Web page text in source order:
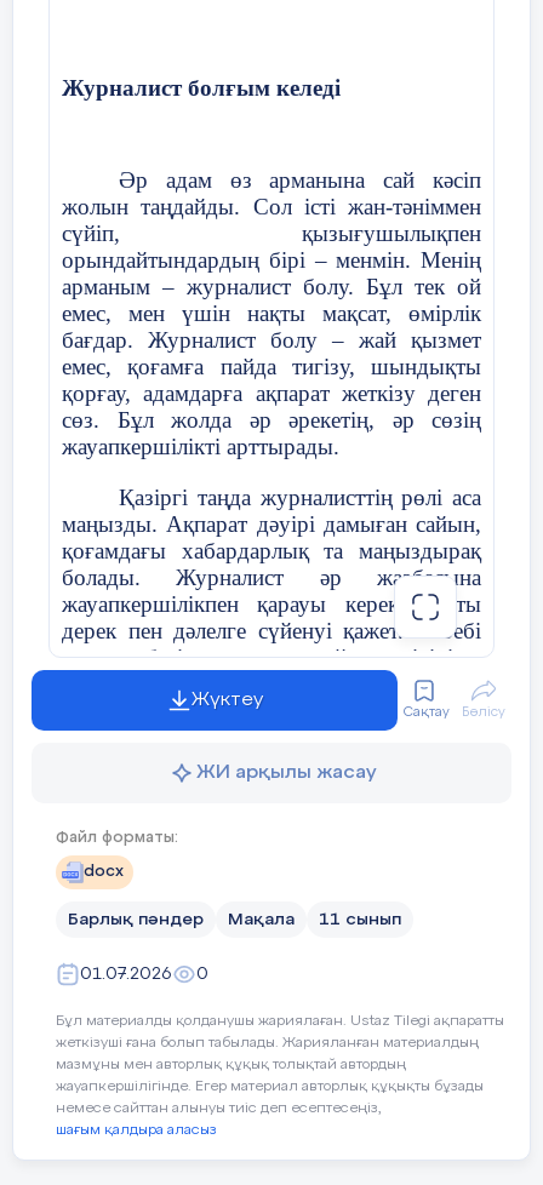
Журналист болғым келеді
Әр адам өз арманына сай кәсіп
жолын таңдайды. Сол істі жан-тәніммен
сүйіп, қызығушылықпен
орындайтындардың бірі – менмін. Менің
арманым – журналист болу. Бұл тек ой
емес, мен үшін нақты мақсат, өмірлік
бағдар. Журналист болу – жай қызмет
емес, қоғамға пайда тигізу, шындықты
қорғау, адамдарға ақпарат жеткізу деген
сөз. Бұл жолда әр әрекетің, әр сөзің
жауапкершілікті арттырады.
Қазіргі таңда журналисттің рөлі аса
маңызды. Ақпарат дәуірі дамыған сайын,
қоғамдағы хабардарлық та маңыздырақ
болады. Журналист әр жазбасына
жауапкершілікпен қарауы керек, нақты
дерек пен дәлелге сүйенуі қажет. Себебі
оның еңбегі адамдардың ойына, пікіріне,
шешіміне ықпал етеді. Бұл сала батылдық
пен табандылықты, еңбекқорлықты талап
етеді.Мен кедергілерден қорықпай,
оларды еңсеруге дайынмын.
тұлғалар туралы айтқым келеді. Олардың
бірі – Дина Төлепберген. Оның орны мен
үшін ерекше. Оның әр сөзі, кәсібилігі,
батылдығы мені шабыттандырады. Мен
адал, шындықты батыл жеткізе алатын
қызмет үнемі қозғалысты қажет етеді. Бір
орында ұзақ отырып қалмай, түрлі
адамдармен кездесіп, әртүрлі
оқиғалардың ортасында болу – мен үшін
ерекше тәжірибе. Әр күн жаңа әсер мен
білім сыйлайды. Осындай белсенді өмір
Жүктеу
Сақтау Бөлісу
ЖИ арқылы жасау
Файл форматы:
docx
Барлық пәндер Мақала 11 сынып
01.07.2026 0
Бұл материалды қолданушы жариялаған. Ustaz Tilegi ақпаратты
жеткізуші ғана болып табылады. Жарияланған материалдың
мазмұны мен авторлық құқық толықтай автордың
жауапкершілігінде. Егер материал авторлық құқықты бұзады
немесе сайттан алынуы тиіс деп есептесеңіз,
шағым қалдыра аласыз